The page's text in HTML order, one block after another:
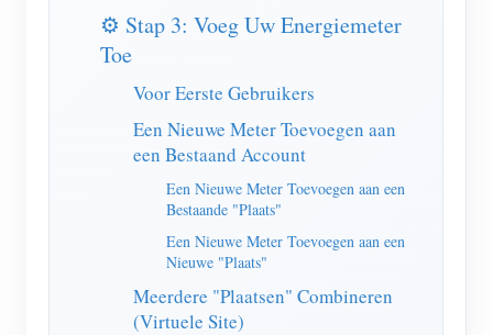
Energiemonitoring voor fabrieken
Tutorialvideo
FAQ
Nieuws
Contributorprogramma
Contributor Center
IAMMETER-activiteiten
Forum
App Store
PV-ranglijst
Oplossingen
Contact
Over ons
⚙️ Stap 3: Voeg Uw Energiemeter
Toe
Voor Eerste Gebruikers
Een Nieuwe Meter Toevoegen aan
een Bestaand Account
Een Nieuwe Meter Toevoegen aan een
Bestaande "Plaats"
Een Nieuwe Meter Toevoegen aan een
Nieuwe "Plaats"
Meerdere "Plaatsen" Combineren
(Virtuele Site)